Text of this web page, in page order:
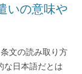
いの意味や
文の読み取り方
な日本語だとは